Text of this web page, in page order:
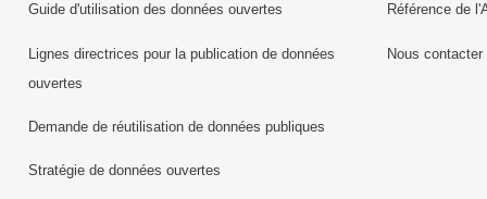
Guide d'utilisation des données ouvertes
Lignes directrices pour la publication de données
ouvertes
Demande de réutilisation de données publiques
Stratégie de données ouvertes
Référence de
Nous contacter